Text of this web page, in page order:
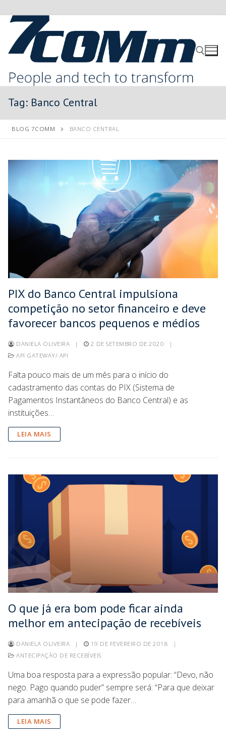
Tag: Banco Central
BLOG 7COMM BANCO CENTRAL
PIX do Banco Central impulsiona
competição no setor financeiro e deve
favorecer bancos pequenos e médios
DANIELA OLIVEIRA | 2 DE SETEMBRO DE 2020
|
API GATEWAY/ API
Falta pouco mais de um mês para o início do
cadastramento das contas do PIX (Sistema de
Pagamentos Instantâneos do Banco Central) e as
instituições…
LEIA MAIS
O que já era bom pode ficar ainda
melhor em antecipação de recebíveis
DANIELA OLIVEIRA | 19 DE FEVEREIRO DE 2018
|
ANTECIPAÇÃO DE RECEBÍVEIS
Uma boa resposta para a expressão popular: “Devo, não
nego. Pago quando puder” sempre será: “Para que deixar
para amanhã o que se pode fazer…
LEIA MAIS